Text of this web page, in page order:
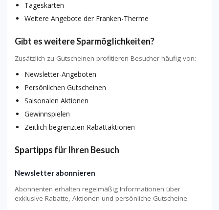
Tageskarten
Weitere Angebote der Franken-Therme
Gibt es weitere Sparmöglichkeiten?
Zusätzlich zu Gutscheinen profitieren Besucher häufig von:
Newsletter-Angeboten
Persönlichen Gutscheinen
Saisonalen Aktionen
Gewinnspielen
Zeitlich begrenzten Rabattaktionen
Spartipps für Ihren Besuch
Newsletter abonnieren
Abonnenten erhalten regelmäßig Informationen über
exklusive Rabatte, Aktionen und persönliche Gutscheine.